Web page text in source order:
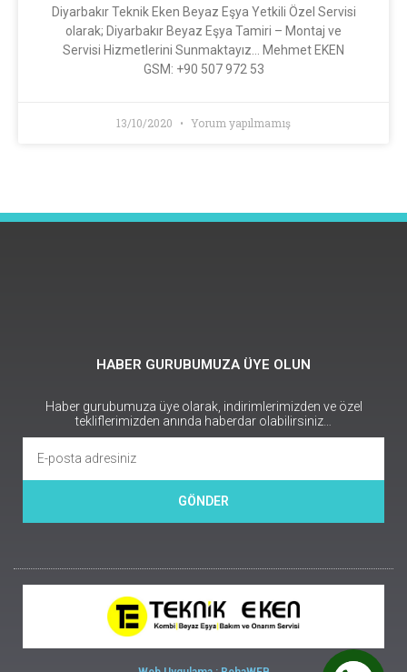
Diyarbakır Teknik Eken Beyaz Eşya Yetkili Özel Servisi
olarak; Diyarbakır Beyaz Eşya Tamiri – Montaj ve
Servisi Hizmetlerini Sunmaktayız… Mehmet EKEN
GSM: +90 507 972 53
13/10/2020 Yorum yapılmamış
HABER GURUBUMUZA ÜYE OLUN
Haber gurubumuza üye olarak, indirimlerimizden ve özel
tekliflerimizden anında haberdar olabilirsiniz…
GÖNDER